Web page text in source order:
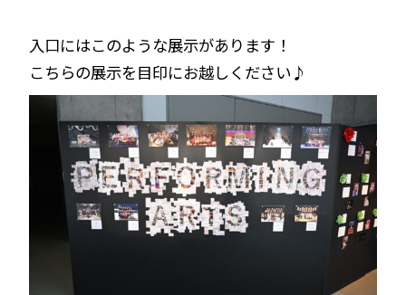
入口にはこのような展示があります！
こちらの展示を目印にお越しください♪